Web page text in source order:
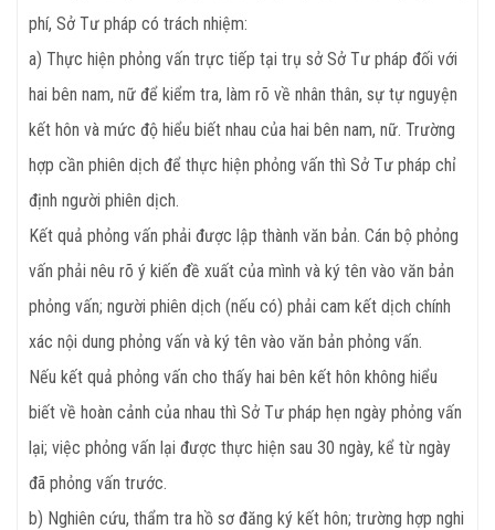
phí, Sở Tư pháp có trách nhiệm:
a) Thực hiện phỏng vấn trực tiếp tại trụ sở Sở Tư pháp đối với
hai bên nam, nữ để kiểm tra, làm rõ về nhân thân, sự tự nguyện
kết hôn và mức độ hiểu biết nhau của hai bên nam, nữ. Trường
hợp cần phiên dịch để thực hiện phỏng vấn thì Sở Tư pháp chỉ
định người phiên dịch.
Kết quả phỏng vấn phải được lập thành văn bản. Cán bộ phỏng
vấn phải nêu rõ ý kiến đề xuất của mình và ký tên vào văn bản
phỏng vấn; người phiên dịch (nếu có) phải cam kết dịch chính
xác nội dung phỏng vấn và ký tên vào văn bản phỏng vấn.
Nếu kết quả phỏng vấn cho thấy hai bên kết hôn không hiểu
biết về hoàn cảnh của nhau thì Sở Tư pháp hẹn ngày phỏng vấn
lại; việc phỏng vấn lại được thực hiện sau 30 ngày, kể từ ngày
đã phỏng vấn trước.
b) Nghiên cứu, thẩm tra hồ sơ đăng ký kết hôn; trường hợp nghi